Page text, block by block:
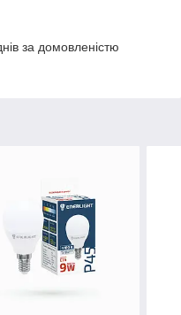
за домовленістю